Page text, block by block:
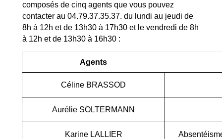
composés de cinq agents que vous pouvez
contacter au 04.79.37.35.37. du lundi au jeudi de
8h à 12h et de 13h30 à 17h30 et le vendredi de 8h
à 12h et de 13h30 à 16h30 :
Agents
Céline BRASSOD
Aurélie SOLTERMANN
Karine LALLIER